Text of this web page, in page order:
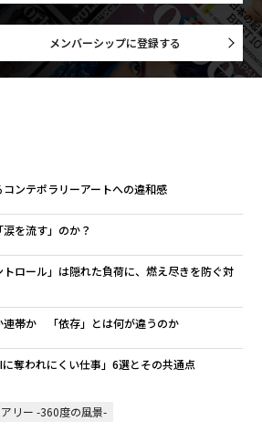
メンバーシップに登録する
ンテポラリーアートへの違和感
を流す」のか？
ロール」は隠れた負荷に、燃え尽きを防ぐ対
連帯か 「依存」とは何が違うのか
奪われにくい仕事」6選とその共通点
リー -360度の風景-